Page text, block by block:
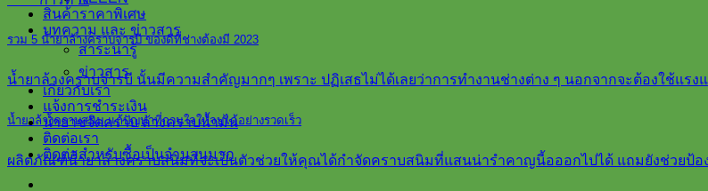
สินค้าราคาพิเศษ
บทความ และ ข่าวสาร
สาระน่ารู้
ข่าวสาร
เกี่ยวกับเรา
แจ้งการชำระเงิน
น้ำยาขจัดคราบ ล้างคราบน้ำมัน
ติดต่อเรา
ติดต่อสำหรับซื้อเป็นจำนวนมาก
รวม 5 น้ำยาล้างคราบจารบี ของดีที่ช่างต้องมี 2023
น้ำยาล้างคราบจารบี นั้นมีความสำคัญมากๆ เพราะ ปฏิเสธไม่ได้เลยว่าการทำงานช่างต่าง ๆ นอกจากจะต้องใช้แร
น้ำยาล้างคราบสนิม แก้ปัญหาที่กวนใจให้จบได้อย่างรวดเร็ว
ผลิตภัณฑ์น้ำยาล้างคราบสนิมที่จะเป็นตัวช่วยให้คุณได้กำจัดคราบสนิมที่แสนน่ารำคาญนี้อออกไปได้ แถมยังช่วยป้อ